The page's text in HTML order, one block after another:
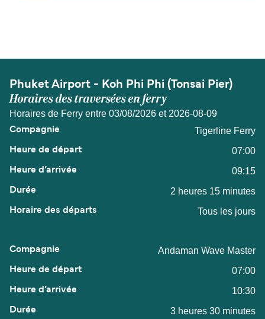
Phuket Airport - Koh Phi Phi (Tonsai Pier)
Horaires des traversées en ferry
Horaires de Ferry entre 03/08/2026 et 2026-08-09
Tigerline Ferry
07:00
09:15
2 heures 15 minutes
Tous les jours
Andaman Wave Master
07:00
10:30
3 heures 30 minutes